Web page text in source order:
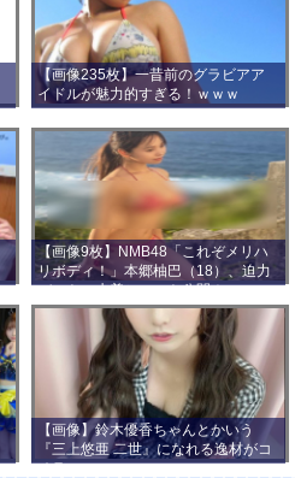
【画像235枚】一昔前のグラビアア
イドルが魅力的すぎる！ｗｗｗ
【画像9枚】NMB48「これぞメリハ
リボディ！」本郷柚巴（18）、迫力
バストの水着ショット公開！
【画像】鈴木優香ちゃんとかいう
『三上悠亜 二世』になれる逸材がコ
チラ